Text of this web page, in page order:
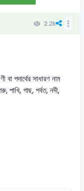
2.2k
পদার্থের সাধারণ নাম
পাখি, গাছ, পর্বত, নদী,